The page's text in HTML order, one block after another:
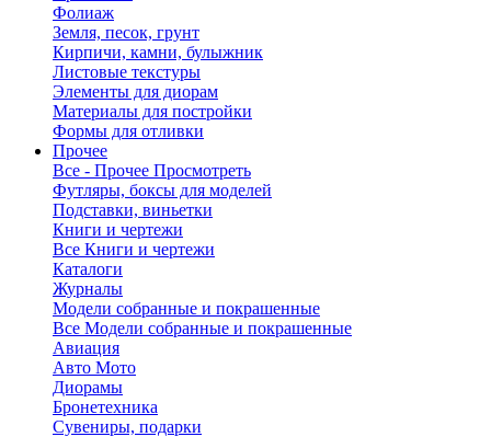
Фолиаж
Земля, песок, грунт
Кирпичи, камни, булыжник
Листовые текстуры
Элементы для диорам
Материалы для постройки
Формы для отливки
Прочее
Все - Прочее Просмотреть
Футляры, боксы для моделей
Подставки, виньетки
Книги и чертежи
Все Книги и чертежи
Каталоги
Журналы
Модели собранные и покрашенные
Все Модели собранные и покрашенные
Авиация
Авто Мото
Диорамы
Бронетехника
Сувениры, подарки